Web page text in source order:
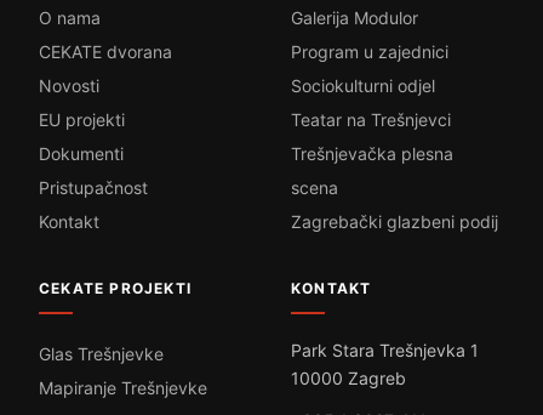
O nama
CEKATE dvorana
Novosti
EU projekti
Dokumenti
Pristupačnost
Kontakt
Galerija Modulor
Program u zajednici
Sociokulturni odjel
Teatar na Trešnjevci
Trešnjevačka plesna
scena
Zagrebački glazbeni podij
CEKATE PROJEKTI
Glas Trešnjevke
Mapiranje Trešnjevke
KONTAKT
Park Stara Trešnjevka 1
10000 Zagreb